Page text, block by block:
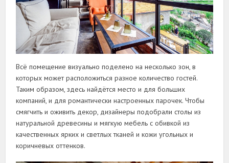
Всё помещение визуально поделено на несколько зон, в
которых может расположиться разное количество гостей.
Таким образом, здесь найдётся место и для больших
компаний, и для романтически настроенных парочек. Чтобы
смягчить и оживить декор, дизайнеры подобрали столы из
натуральной древесины и мягкую мебель с обивкой из
качественных ярких и светлых тканей и кожи угольных и
коричневых оттенков.